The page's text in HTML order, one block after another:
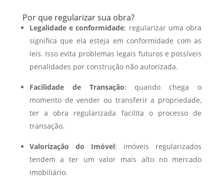
Por que regularizar sua obra?
Legalidade e conformidade: regularizar uma obra
significa que ela esteja em conformidade com as
leis. Isso evita problemas legais futuros e possíveis
penalidades por construção não autorizada.
Facilidade de Transação: quando chega o
momento de vender ou transferir a propriedade,
ter a obra regularizada facilita o processo de
transação.
Valorização do Imóvel: imóveis regularizados
tendem a ter um valor mais alto no mercado
imobiliário.